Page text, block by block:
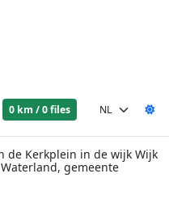
0 km / 0 files
de Kerkplein in de wijk Wijk
gemeente